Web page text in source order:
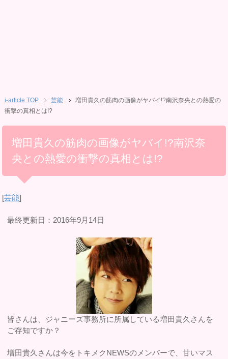
i-article TOP 芸能
増田貴久の筋肉の画像がヤバイ!?南沢奈央との熱愛の
衝撃の真相とは!?
増田貴久の筋肉の画像がヤバイ!?南沢奈
央との熱愛の衝撃の真相とは!?
[芸能]
最終更新日：2016年9月14日
皆さんは、ジャニーズ事務所に所属している増田貴久さんを
ご存知ですか？
増田貴久さんは今をトキメクNEWSのメンバーで、甘いマス